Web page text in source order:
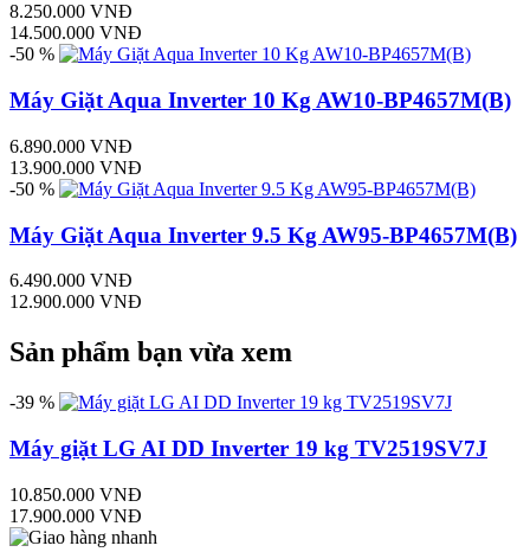
8.250.000 VNĐ
14.500.000 VNĐ
-50 %
Máy Giặt Aqua Inverter 10 Kg AW10-BP4657M(B)
6.890.000 VNĐ
13.900.000 VNĐ
-50 %
Máy Giặt Aqua Inverter 9.5 Kg AW95-BP4657M(B)
6.490.000 VNĐ
12.900.000 VNĐ
Sản phẩm bạn vừa xem
-39 %
Máy giặt LG AI DD Inverter 19 kg TV2519SV7J
10.850.000 VNĐ
17.900.000 VNĐ